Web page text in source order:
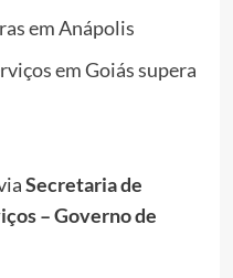
em Anápolis
em Goiás supera
Secretaria de
– Governo de